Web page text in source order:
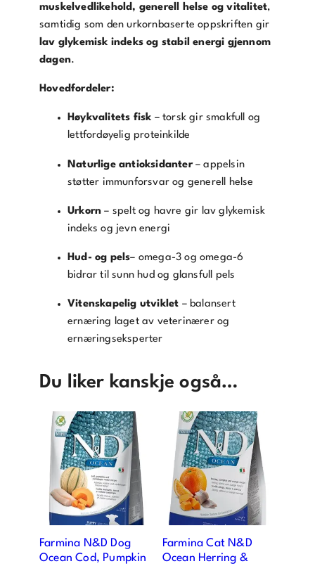
muskelvedlikehold, generell helse og vitalitet,
samtidig som den urkornbaserte oppskriften gir
lav glykemisk indeks og stabil energi gjennom
dagen.
Hovedfordeler:
Høykvalitets fisk – torsk gir smakfull og
lettfordøyelig proteinkilde
Naturlige antioksidanter– appelsin
støtter immunforsvar og generell helse
Urkorn – spelt og havre gir lav glykemisk
indeks og jevn energi
Hud- og pels– omega-3 og omega-6
bidrar til sunn hud og glansfull pels
Vitenskapelig utviklet – balansert
ernæring laget av veterinærer og
ernæringseksperter
Du liker kanskje også…
Farmina N&D Dog
Ocean Cod, Pumpkin
Farmina Cat N&D
Ocean Herring &